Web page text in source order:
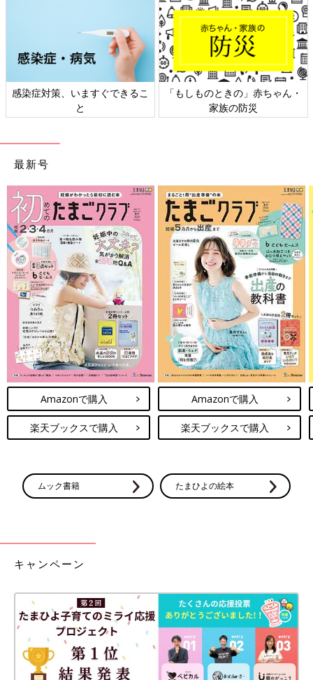
感染症対策、いますぐできるこ
と
「もしものときの」赤ちゃん・
家族の防災
最新号
Amazonで購入
楽天ブックスで購入
Amazonで購入
楽天ブックスで購入
ムック書籍 たまひよの絵本
キャンペーン